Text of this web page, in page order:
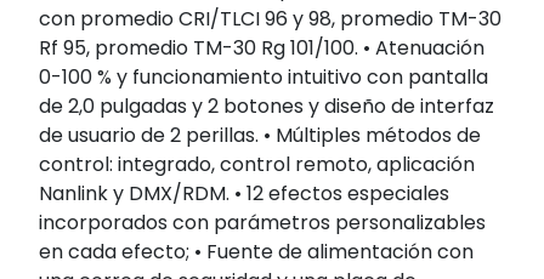
con promedio CRI/TLCI 96 y 98, promedio TM-30
Rf 95, promedio TM-30 Rg 101/100. • Atenuación
0-100 % y funcionamiento intuitivo con pantalla
de 2,0 pulgadas y 2 botones y diseño de interfaz
de usuario de 2 perillas. • Múltiples métodos de
control: integrado, control remoto, aplicación
Nanlink y DMX/RDM. • 12 efectos especiales
incorporados con parámetros personalizables
en cada efecto; • Fuente de alimentación con